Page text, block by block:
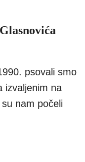
psovali smo
izvaljenim na
nam počeli